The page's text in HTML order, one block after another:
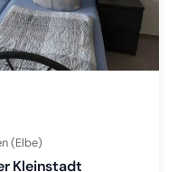
1 wechseln
2 wechseln
3 wechseln
(Elbe)
Kleinstadt